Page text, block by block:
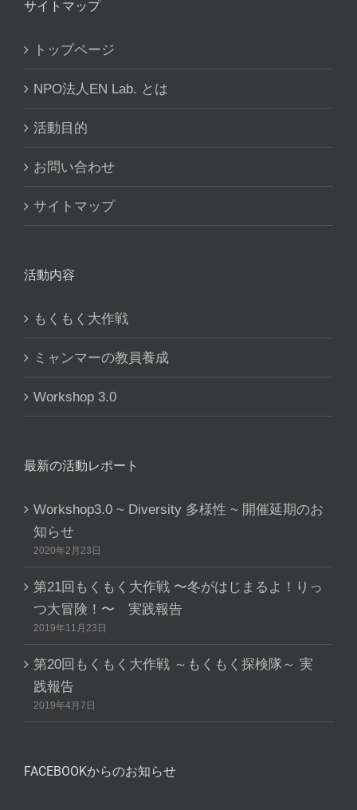
サイトマップ
トップページ
NPO法人EN Lab. とは
活動目的
お問い合わせ
サイトマップ
活動内容
もくもく大作戦
ミャンマーの教員養成
Workshop 3.0
最新の活動レポート
Workshop3.0 ~ Diversity 多様性 ~ 開催延期のお
知らせ
2020年2月23日
第21回もくもく大作戦 〜冬がはじまるよ！りっ
つ大冒険！〜 実践報告
2019年11月23日
第20回もくもく大作戦 ～もくもく探検隊～ 実
践報告
2019年4月7日
FACEBOOKからのお知らせ